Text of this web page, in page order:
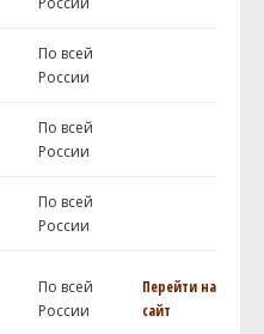
По всей
России
По всей
России
По всей
России
По всей
России
Перейти на
сайт